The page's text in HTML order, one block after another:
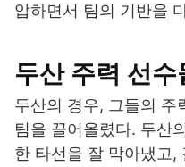
압하면서 팀의 기반을
두산 주력 선
두산의 경우, 그들의 주
팀을 끌어올렸다. 두산
한 타선을 잘 막아냈고,